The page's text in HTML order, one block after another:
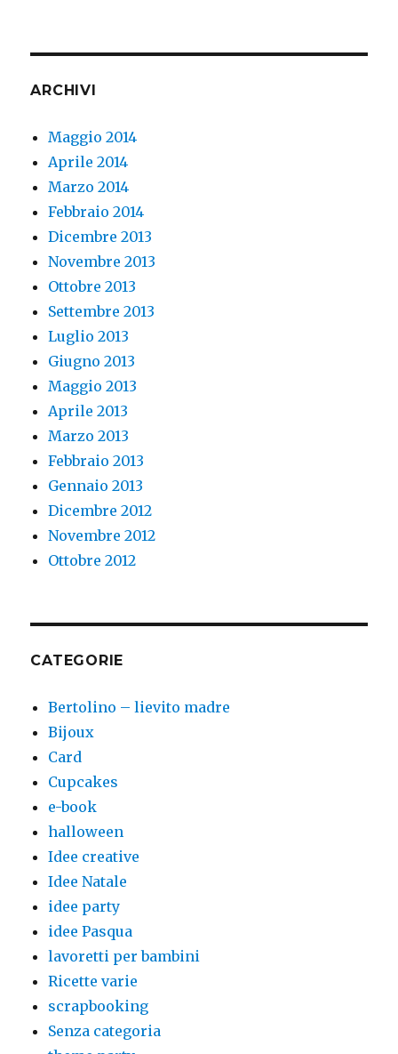
ARCHIVI
Maggio 2014
Aprile 2014
Marzo 2014
Febbraio 2014
Dicembre 2013
Novembre 2013
Ottobre 2013
Settembre 2013
Luglio 2013
Giugno 2013
Maggio 2013
Aprile 2013
Marzo 2013
Febbraio 2013
Gennaio 2013
Dicembre 2012
Novembre 2012
Ottobre 2012
CATEGORIE
Bertolino – lievito madre
Bijoux
Card
Cupcakes
e-book
halloween
Idee creative
Idee Natale
idee party
idee Pasqua
lavoretti per bambini
Ricette varie
scrapbooking
Senza categoria